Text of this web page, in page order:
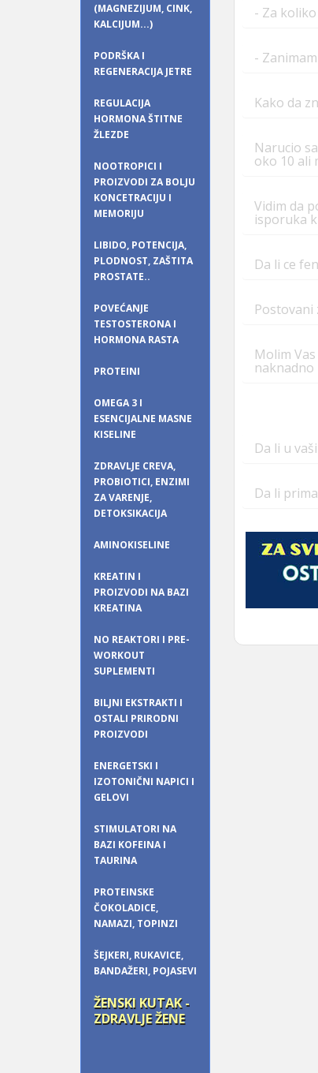
(MAGNEZIJUM, CINK,
KALCIJUM...)
PODRŠKA I
REGENERACIJA JETRE
REGULACIJA
HORMONA ŠTITNE
ŽLEZDE
NOOTROPICI I
PROIZVODI ZA BOLJU
KONCETRACIJU I
MEMORIJU
LIBIDO, POTENCIJA,
PLODNOST, ZAŠTITA
PROSTATE..
POVEĆANJE
TESTOSTERONA I
HORMONA RASTA
PROTEINI
OMEGA 3 I
ESENCIJALNE MASNE
KISELINE
ZDRAVLJE CREVA,
PROBIOTICI, ENZIMI
ZA VARENJE,
DETOKSIKACIJA
AMINOKISELINE
KREATIN I
PROIZVODI NA BAZI
KREATINA
NO REAKTORI I PRE-
WORKOUT
SUPLEMENTI
BILJNI EKSTRAKTI I
OSTALI PRIRODNI
PROIZVODI
ENERGETSKI I
IZOTONIČNI NAPICI I
GELOVI
STIMULATORI NA
BAZI KOFEINA I
TAURINA
PROTEINSKE
ČOKOLADICE,
NAMAZI, TOPINZI
ŠEJKERI, RUKAVICE,
BANDAŽERI, POJASEVI
ŽENSKI KUTAK -
ZDRAVLJE ŽENE
- Za
-
Kako da
Narucio
oko 10 ali
Vidim da
isporuka
Da li ce
Postovani
Molim
Da li u
Da li